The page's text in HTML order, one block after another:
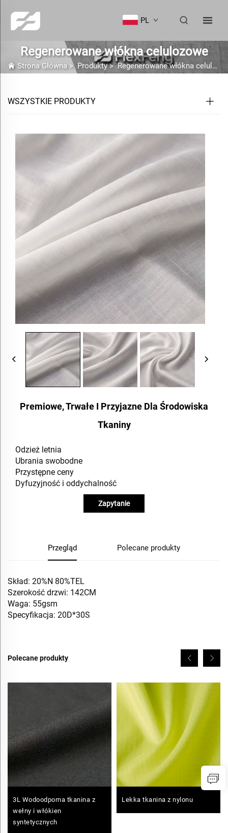
PL
Regenerowane włókna celulozowe
Strona Główna>Produkty>Regenerowane włókna celulozowe
WSZYSTKIE PRODUKTY
Premiowe, Trwałe I Przyjazne Dla Środowiska
Tkaniny
Odzież letnia
Ubrania swobodne
Przystępne ceny
Dyfuzyjność i oddychalność
Zapytanie
Przegląd Polecane produkty
Skład: 20%N 80%TEL
Szerokość drzwi: 142CM
Waga: 55gsm
Specyfikacja: 20D*30S
Polecane produkty
3L Wodoodporna tkanina z
wełny i włókien
syntetycznych
Lekka tkanina z nylonu